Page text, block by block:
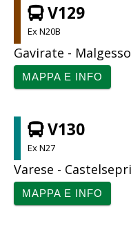
V129
Ex N20B
Gavirate - Malgesso
MAPPA E INFO
V130
Ex N27
Varese -
MAPPA E INFO